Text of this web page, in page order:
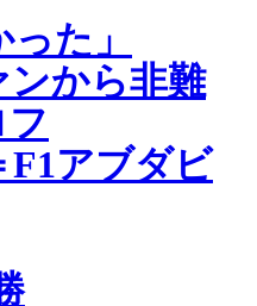
た」
から非難
アブダビ